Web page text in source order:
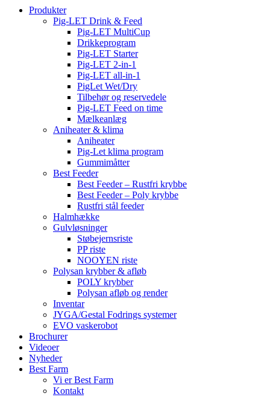
Produkter
Pig-LET Drink & Feed
Pig-LET MultiCup
Drikkeprogram
Pig-LET Starter
Pig-LET 2-in-1
Pig-LET all-in-1
PigLet Wet/Dry
Tilbehør og reservedele
Pig-LET Feed on time
Mælkeanlæg
Aniheater & klima
Aniheater
Pig-Let klima program
Gummimåtter
Best Feeder
Best Feeder – Rustfri krybbe
Best Feeder – Poly krybbe
Rustfri stål feeder
Halmhække
Gulvløsninger
Støbejernsriste
PP riste
NOOYEN riste
Polysan krybber & afløb
POLY krybber
Polysan afløb og render
Inventar
JYGA/Gestal Fodrings systemer
EVO vaskerobot
Brochurer
Videoer
Nyheder
Best Farm
Vi er Best Farm
Kontakt